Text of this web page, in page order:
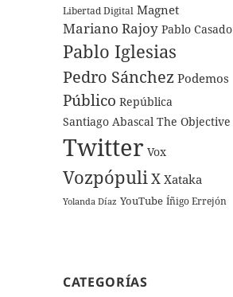
Libertad Digital Magnet
Mariano Rajoy Pablo Casado
Pablo Iglesias
Pedro Sánchez Podemos
Público República
Santiago Abascal The Objective
Twitter Vox
Vozpópuli X Xataka
Yolanda Díaz YouTube Íñigo Errejón
CATEGORÍAS